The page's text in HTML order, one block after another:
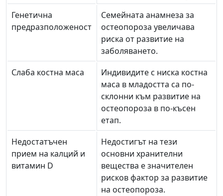
Генетична
предразположеност
Семейната анамнеза за
остеопороза увеличава
риска от развитие на
заболяването.
Слаба костна маса
Индивидите с ниска костна
маса в младостта са по-
склонни към развитие на
остеопороза в по-късен
етап.
Недостатъчен
прием на калций и
витамин D
Недостигът на тези
основни хранителни
вещества е значителен
рисков фактор за развитие
на остеопороза.